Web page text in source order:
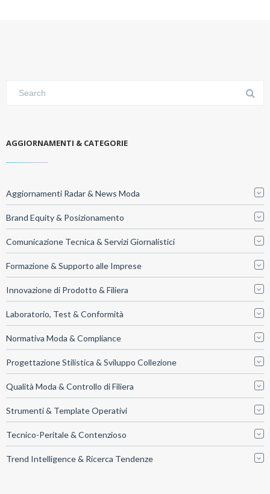
AGGIORNAMENTI & CATEGORIE
Aggiornamenti Radar & News Moda
Brand Equity & Posizionamento
Comunicazione Tecnica & Servizi Giornalistici
Formazione & Supporto alle Imprese
Innovazione di Prodotto & Filiera
Laboratorio, Test & Conformità
Normativa Moda & Compliance
Progettazione Stilistica & Sviluppo Collezione
Qualità Moda & Controllo di Filiera
Strumenti & Template Operativi
Tecnico-Peritale & Contenzioso
Trend Intelligence & Ricerca Tendenze